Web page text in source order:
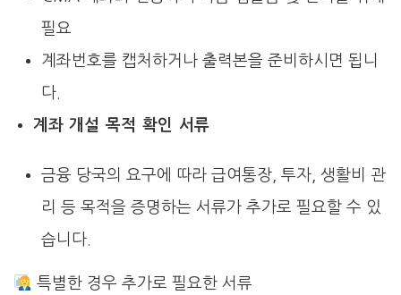
필요
계좌번호를 캡처하거나 출력본을 준비하시면 됩니
다.
계좌 개설 목적 확인 서류
금융 당국의 요구에 따라 급여통장, 투자, 생활비 관
리 등 목적을 증명하는 서류가 추가로 필요할 수 있
습니다.
특별한 경우 추가로 필요한 서류